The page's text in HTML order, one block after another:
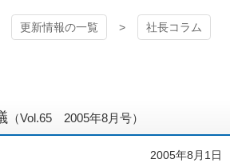
更新情報の一覧
社長コラム
（Vol.65 2005年8月号）
2005年8月1日